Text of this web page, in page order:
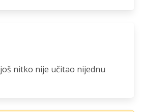
nitko nije učitao nijednu